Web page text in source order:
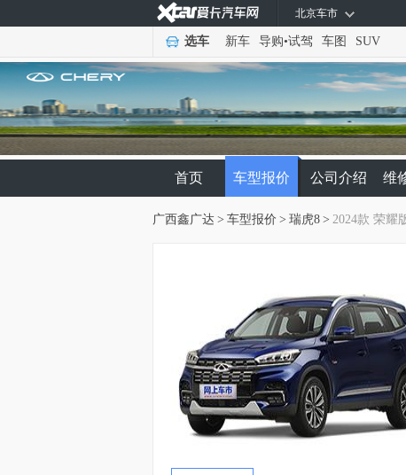
北京车市
选车 新车 导购•试驾 车图 SUV
首页 车型报价 公司介绍 维
广西鑫广达 > 车型报价 > 瑞虎8 > 2024款 荣耀